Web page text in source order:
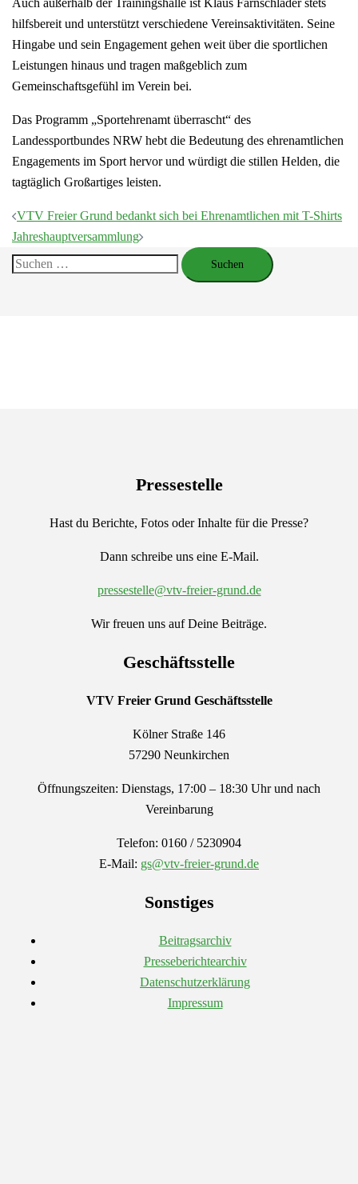
Auch außerhalb der Trainingshalle ist Klaus Farnschläder stets
hilfsbereit und unterstützt verschiedene Vereinsaktivitäten. Seine
Hingabe und sein Engagement gehen weit über die sportlichen
Leistungen hinaus und tragen maßgeblich zum
Gemeinschaftsgefühl im Verein bei.
Das Programm „Sportehrenamt überrascht“ des
Landessportbundes NRW hebt die Bedeutung des ehrenamtlichen
Engagements im Sport hervor und würdigt die stillen Helden, die
tagtäglich Großartiges leisten.
Beitragsnavigation
VTV Freier Grund bedankt sich bei Ehrenamtlichen mit T-Shirts
Jahreshauptversammlung
Suchen
Pressestelle
Hast du Berichte, Fotos oder Inhalte für die Presse?
Dann schreibe uns eine E-Mail.
pressestelle@vtv-freier-grund.de
Wir freuen uns auf Deine Beiträge.
Geschäftsstelle
VTV Freier Grund Geschäftsstelle
Kölner Straße 146
57290 Neunkirchen
Öffnungszeiten: Dienstags, 17:00 – 18:30 Uhr und nach
Vereinbarung
Telefon: 0160 / 5230904
E-Mail: gs@vtv-freier-grund.de
Sonstiges
Beitragsarchiv
Presseberichtearchiv
Datenschutzerklärung
Impressum